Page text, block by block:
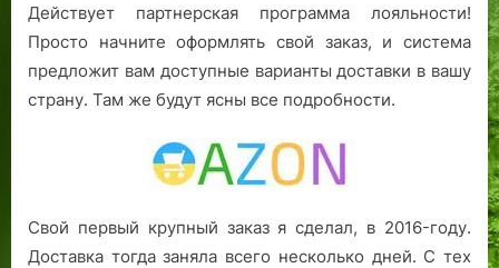
Действует партнерская программа лояльности!
Просто начните оформлять свой заказ, и система
предложит вам доступные варианты доставки в вашу
страну. Там же будут ясны все подробности.
Свой первый крупный заказ я сделал, в 2016-году.
Доставка тогда заняла всего несколько дней. С тех